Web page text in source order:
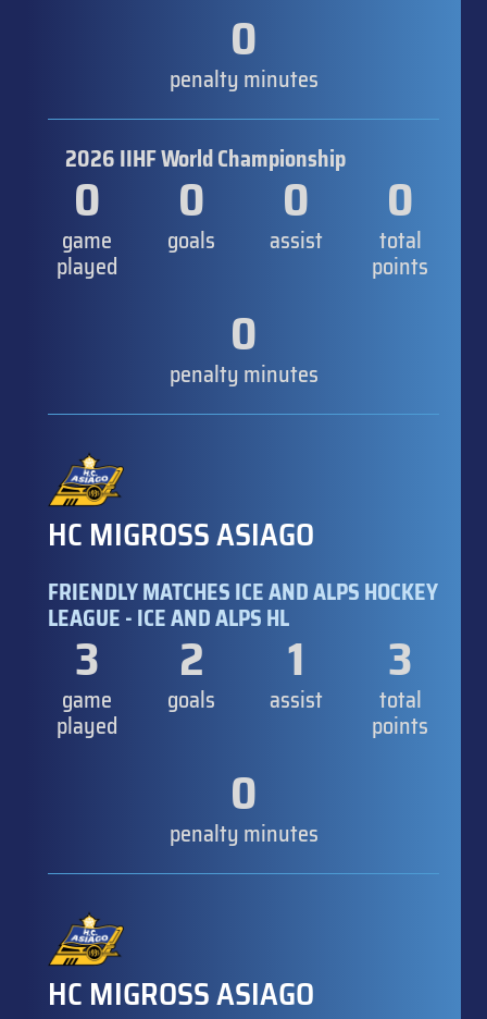
0
penalty minutes
2026 IIHF World Championship
0
game
played
0
goals
0
assist
0
total
points
0
penalty minutes
HC MIGROSS ASIAGO
FRIENDLY MATCHES ICE AND ALPS HOCKEY
LEAGUE - ICE AND ALPS HL
3
game
played
2
goals
1
assist
3
total
points
0
penalty minutes
HC MIGROSS ASIAGO